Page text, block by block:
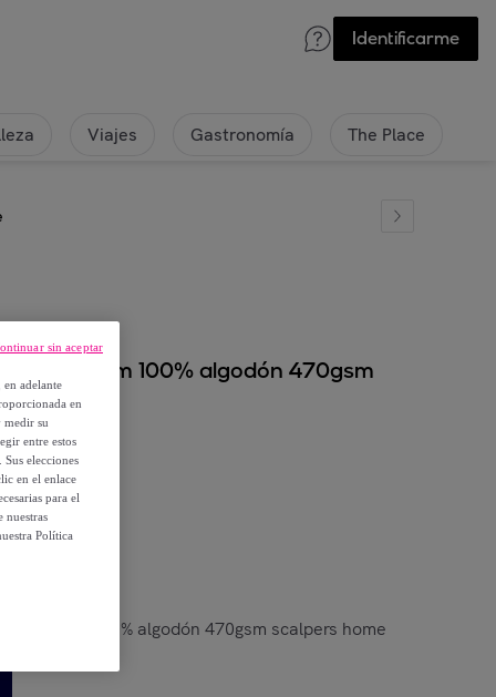
Identificarme
Viajes Gastronomía The Place
90x150cm 100% algodón 470gsm
90x150cm 100% algodón 470gsm scalpers home
adelante
en
medir su
entre estos
elecciones
en el enlace
para el
nuestras
Política
sin aceptar